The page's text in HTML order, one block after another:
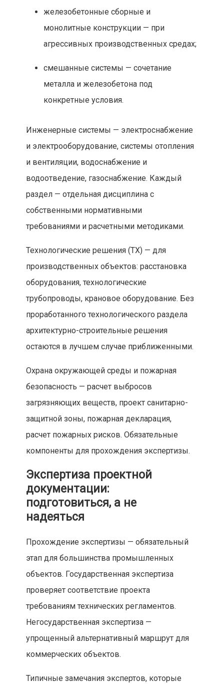
железобетонные сборные и
монолитные конструкции — при
агрессивных производственных средах;
смешанные системы — сочетание
металла и железобетона под
конкретные условия.
Инженерные системы — электроснабжение
и электрооборудование, системы отопления
и вентиляции, водоснабжение и
водоотведение, газоснабжение. Каждый
раздел — отдельная дисциплина с
собственными нормативными
требованиями и расчетными методиками.
Технологические решения (ТХ) — для
производственных объектов: расстановка
оборудования, технологические
трубопроводы, крановое оборудование. Без
проработанного технологического раздела
архитектурно-строительные решения
остаются в лучшем случае приближенными.
Охрана окружающей среды и пожарная
безопасность — расчет выбросов
загрязняющих веществ, проект санитарно-
защитной зоны, пожарная декларация,
расчет пожарных рисков. Обязательные
компоненты для прохождения экспертизы.
Экспертиза проектной
документации:
подготовиться, а не
надеяться
Прохождение экспертизы — обязательный
этап для большинства промышленных
объектов. Государственная экспертиза
проверяет соответствие проекта
требованиям технических регламентов.
Негосударственная экспертиза —
упрощенный альтернативный маршрут для
коммерческих объектов.
Типичные замечания экспертов, которые